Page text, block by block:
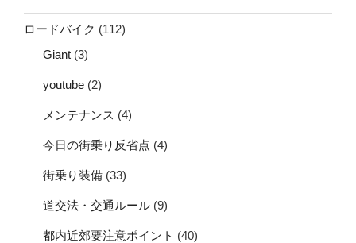
ロードバイク (112)
Giant (3)
youtube (2)
メンテナンス (4)
今日の街乗り反省点 (4)
街乗り装備 (33)
道交法・交通ルール (9)
都内近郊要注意ポイント (40)